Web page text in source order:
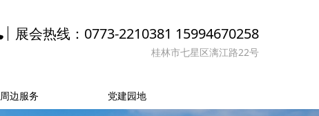
展会热线：0773-2210381 15994670258
桂林市七星区漓江路22号
周边服务 党建园地